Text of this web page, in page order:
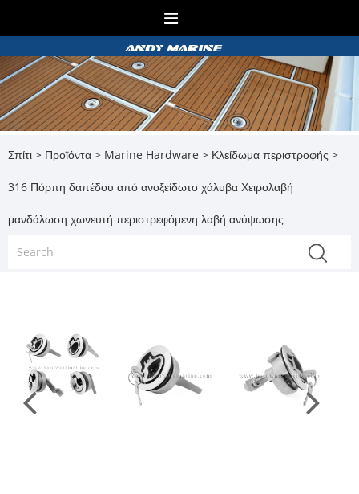
Σπίτι > Προϊόντα > Marine Hardware > Κλείδωμα περιστροφής >
316 Πόρπη δαπέδου από ανοξείδωτο χάλυβα Χειρολαβή
μανδάλωση χωνευτή περιστρεφόμενη λαβή ανύψωσης